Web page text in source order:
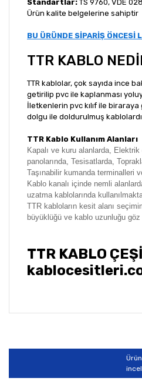
Standartlar: TS 9760, VDE
Ürün kalite belgelerine sahiptir
BU ÜRÜNDE SİPARİŞ ÖNCESİ
TTR KABLO
TTR kablolar, çok sayıda ince
getirilip pvc ile kaplanması
İletkenlerin pvc kılıf ile
dolgu ile doldurulmuş
TTR Kablo Kullanım Alanları
Kapalı ve kuru alanlarda, Elektrik
panolarında, Tesisatlarda,
Taşınabilir kumanda terminalleri
Kablo kanalı içinde nemli
uzatma kablolarında
TTR kabloların kesit alanı
büyüklüğü ve kablo uzunluğu göz
TTR KABLO
Yorum
Bu ürünün fiyat bilgisi, resim,
Görüş ve önerileriniz için
Ürün resmi kalitesiz,